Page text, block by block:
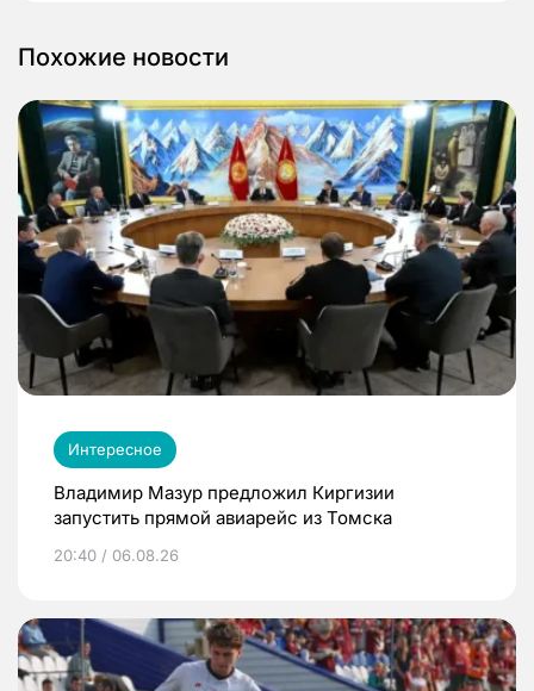
Похожие новости
Интересное
Владимир Мазур предложил Киргизии
запустить прямой авиарейс из Томска
20:40 / 06.08.26